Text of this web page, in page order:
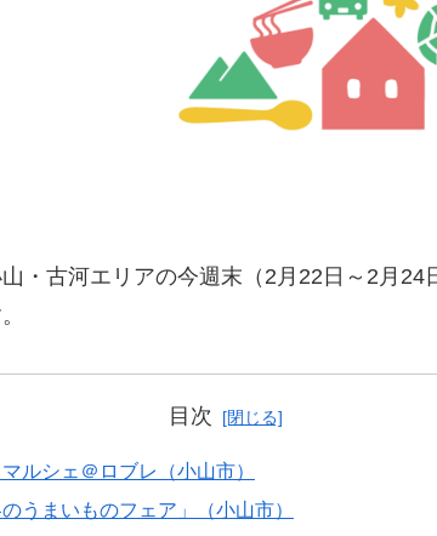
山・古河エリアの今週末（2月22日～2月
目次
ルシェ＠ロブレ（小山市）
うまいものフェア」（小山市）